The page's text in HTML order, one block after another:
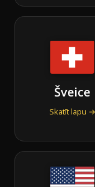
Šveice
Skatīt lapu →